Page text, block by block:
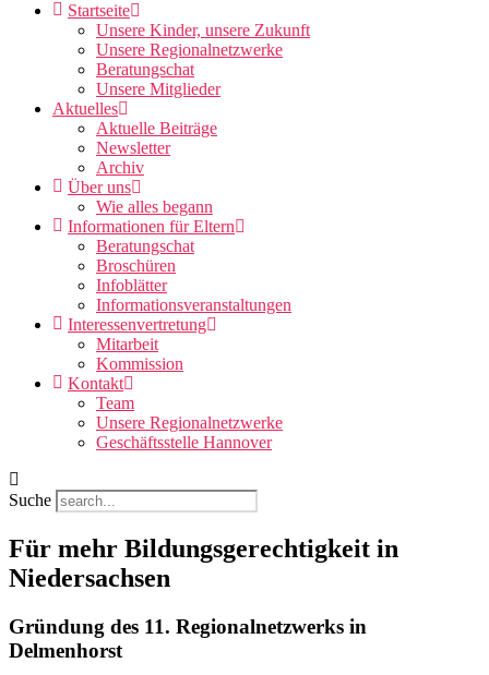
Startseite
Unsere Kinder, unsere Zukunft
Unsere Regionalnetzwerke
Beratungschat
Unsere Mitglieder
Aktuelles
Aktuelle Beiträge
Newsletter
Archiv
Über uns
Wie alles begann
Informationen für Eltern
Beratungschat
Broschüren
Infoblätter
Informationsveranstaltungen
Interessenvertretung
Mitarbeit
Kommission
Kontakt
Team
Unsere Regionalnetzwerke
Geschäftsstelle Hannover
Suche
Für mehr Bildungsgerechtigkeit in
Niedersachsen
Gründung des 11. Regionalnetzwerks in
Delmenhorst